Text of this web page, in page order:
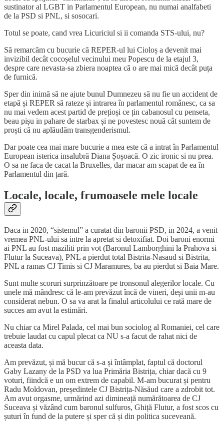
sustinator al LGBT in Parlamentul European, nu numai analfabeti
de la PSD si PNL, si sosocari.
Totul se poate, cand vrea Licuriciul si ii comanda STS-ului, nu?
Să remarcăm cu bucurie că REPER-ul lui Cioloș a devenit mai
invizibil decât cocoșelul vecinului meu Popescu de la etajul 3,
despre care nevasta-sa zbiera noaptea că o are mai mică decât puța
de furnică.
Sper din inimă să ne ajute bunul Dumnezeu să nu fie un accident de
etapă și REPER să rateze și intrarea în parlamentul românesc, ca sa
nu mai vedem acest partid de prețioși ce țin cabanosul cu penseta,
beau pișu in pahare de starbax și ne povestesc nouă cât suntem de
proști că nu aplăudăm transgenderismul.
Dar poate cea mai mare bucurie a mea este că a intrat în Parlamentul
European isterica insalubră Diana Șoșoacă. O zic ironic si nu prea.
O sa ne faca de cacat la Bruxelles, dar macar am scapat de ea în
Parlamentul din țară.
Locale, locale, frumoasele mele locale
Daca in 2020, “sistemul” a curatat din baronii PSD, in 2024, a venit
vremea PNL-ului sa intre la apretat si detoxifiat. Doi baroni enormi
ai PNL au fost maziliti prin vot (Baronul Lamborghini la Prahova si
Flutur la Suceava), PNL a pierdut total Bistrita-Nasaud si Bistrita,
PNL a ramas CJ Timis si CJ Maramures, ba au pierdut si Baia Mare.
Sunt multe scoruri surprinzătoare pe tronsonul alegerilor locale. Cu
unele mă mândresc că le-am prevăzut încă de vineri, deși unii m-au
considerat nebun. O sa va arat la finalul articolului ce rată mare de
succes am avut la estimări.
Nu chiar ca Mirel Palada, cel mai bun sociolog al Romaniei, cel care
trebuie laudat cu capul plecat ca NU s-a facut de rahat nici de
aceasta data.
Am prevăzut, și mă bucur că s-a și întâmplat, faptul că doctorul
Gaby Lazany de la PSD va lua Primăria Bistrița, chiar dacă cu 9
voturi, fiindcă e un om extrem de capabil. M-am bucurat și pentru
Radu Moldovan, președintele CJ Bistrița-Năsăud care a zdrobit tot.
Am avut orgasme, urmărind azi dimineață numărătoarea de CJ
Suceava și văzând cum baronul sulfuros, Ghiță Flutur, a fost scos cu
șuturi în fund de la putere și sper că și din politica suceveană.